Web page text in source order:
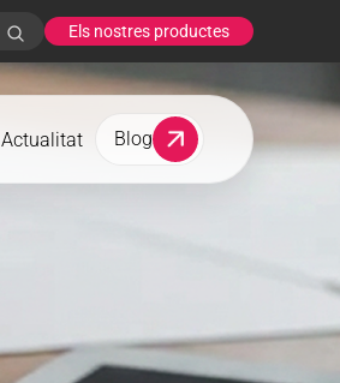
Els nostres productes
Actualitat Blog